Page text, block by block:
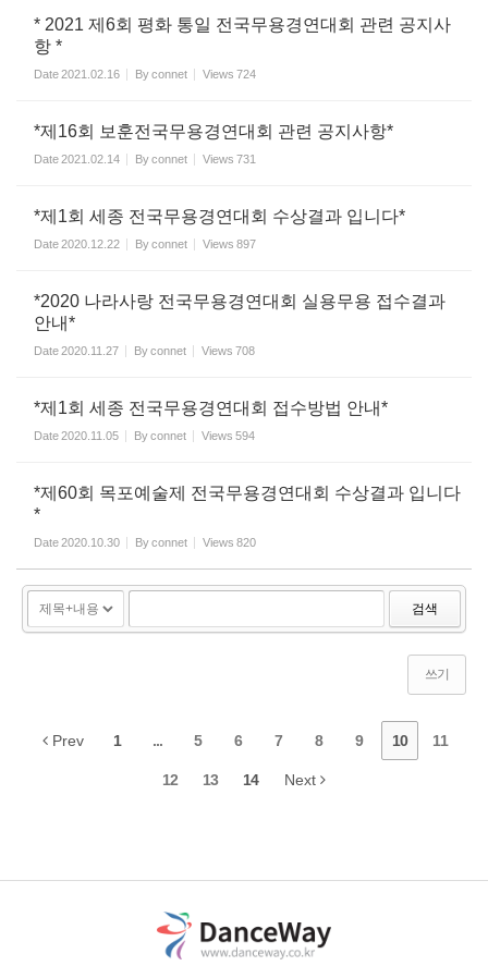
* 2021 제6회 평화 통일 전국무용경연대회 관련 공지사
항 *
Date2021.02.16 Byconnet Views 724
*제16회 보훈전국무용경연대회 관련 공지사항*
Date2021.02.14 Byconnet Views 731
*제1회 세종 전국무용경연대회 수상결과 입니다*
Date2020.12.22 Byconnet Views 897
*2020 나라사랑 전국무용경연대회 실용무용 접수결과
안내*
Date2020.11.27 Byconnet Views 708
*제1회 세종 전국무용경연대회 접수방법 안내*
Date2020.11.05 Byconnet Views 594
*제60회 목포예술제 전국무용경연대회 수상결과 입니다
*
Date2020.10.30 Byconnet Views 820
검색
쓰기
Prev 1 ... 5 6 7 8 9 10 11
12 13 14 Next